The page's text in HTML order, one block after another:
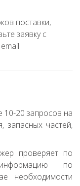
поставки,
заявку с
20 запросов на
запасных частей,
проверяет по
по
необходимости